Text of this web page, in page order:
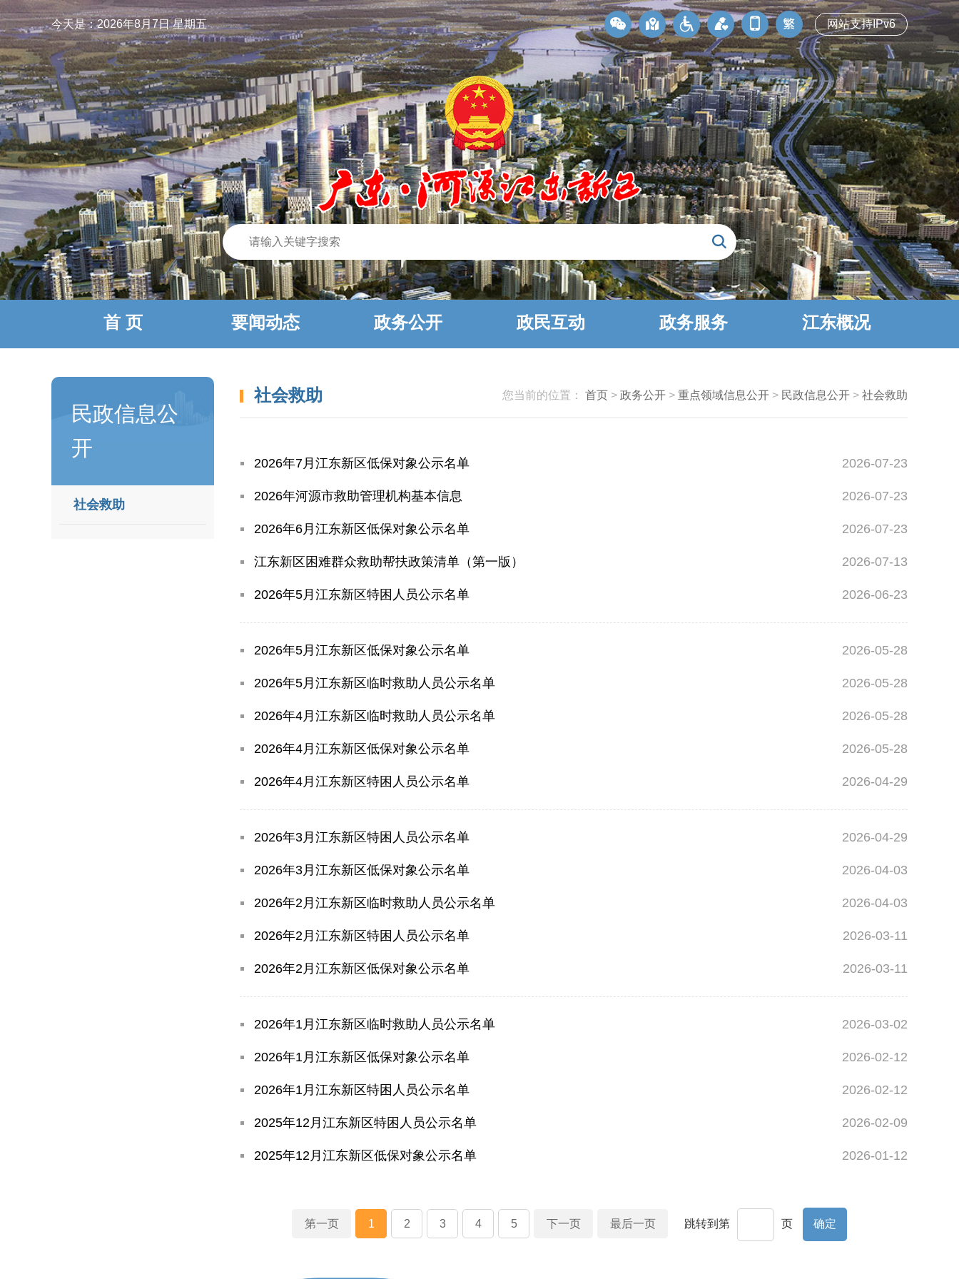
今天是：2026年8月7日 星期五 网站支持IPv6
首 页 要闻动态 政务公开 政民互动 政务服务 江东概况
民政信息公
开
社会救助
社会救助 您当前的位置： 首页 > 政务公开 > 重点领域信息公开 > 民政信息公开 > 社会救助
2026年7月江东新区低保对象公示名单 2026-07-23
2026年河源市救助管理机构基本信息 2026-07-23
2026年6月江东新区低保对象公示名单 2026-07-23
江东新区困难群众救助帮扶政策清单（第一版） 2026-07-13
2026年5月江东新区特困人员公示名单 2026-06-23
2026年5月江东新区低保对象公示名单 2026-05-28
2026年5月江东新区临时救助人员公示名单 2026-05-28
2026年4月江东新区临时救助人员公示名单 2026-05-28
2026年4月江东新区低保对象公示名单 2026-05-28
2026年4月江东新区特困人员公示名单 2026-04-29
2026年3月江东新区特困人员公示名单 2026-04-29
2026年3月江东新区低保对象公示名单 2026-04-03
2026年2月江东新区临时救助人员公示名单 2026-04-03
2026年2月江东新区特困人员公示名单 2026-03-11
2026年2月江东新区低保对象公示名单 2026-03-11
2026年1月江东新区临时救助人员公示名单 2026-03-02
2026年1月江东新区低保对象公示名单 2026-02-12
2026年1月江东新区特困人员公示名单 2026-02-12
2025年12月江东新区特困人员公示名单 2026-02-09
2025年12月江东新区低保对象公示名单 2026-01-12
第一页 1 2 3 4 5 下一页 最后一页 跳转到第 页 确定